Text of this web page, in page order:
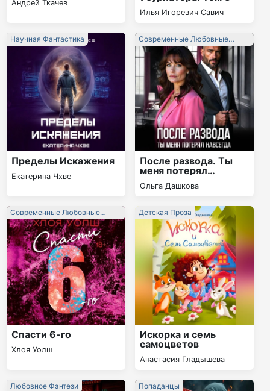
Андрей Ткачев
Илья Игоревич Савич
Пределы Искажения
Екатерина Чхве
Научная Фантастика
После развода. Ты
меня потерял
навсегда
Ольга Дашкова
Современные Любовные
Романы
Спасти 6-го
Хлоя Уолш
Современные Любовные
Романы
Искорка и семь
самоцветов
Анастасия Гладышева
Детская Проза
Любовное Фэнтези Попаданцы